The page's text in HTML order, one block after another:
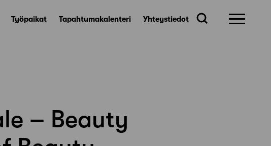
Työpaikat Tapahtumakalenteri Yhteystiedot
– Beauty